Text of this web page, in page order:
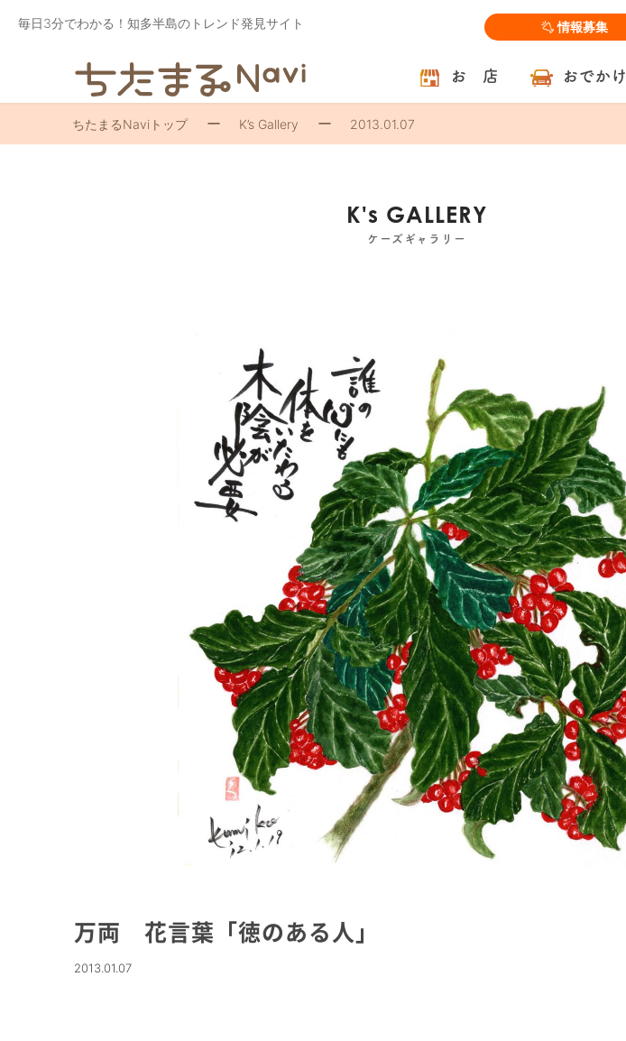
毎日3分でわかる！知多半島のトレンド発見サイト 情報募集
お 店 おでかけ
ちたまるNaviトップ K’s Gallery 2013.01.07
K's GALLERY
ケーズギャラリー
万両 花言葉「徳のある人」
2013.01.07